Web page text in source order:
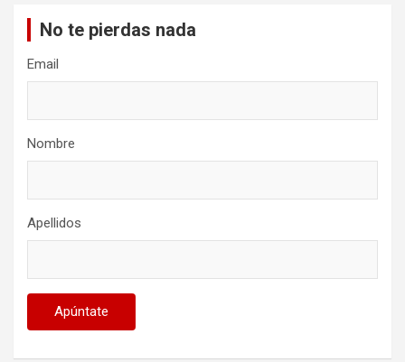
No te pierdas nada
Email
Nombre
Apellidos